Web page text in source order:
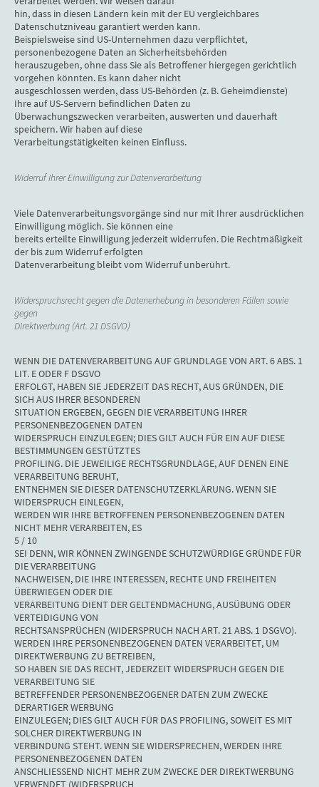
hin, dass in diesen Ländern kein mit der EU vergleichbares
Datenschutzniveau garantiert werden kann.
Beispielsweise sind US-Unternehmen dazu verpflichtet,
personenbezogene Daten an Sicherheitsbehörden
herauszugeben, ohne dass Sie als Betroffener hiergegen gerichtlich
vorgehen könnten. Es kann daher nicht
ausgeschlossen werden, dass US-Behörden (z. B. Geheimdienste)
Ihre auf US-Servern befindlichen Daten zu
Überwachungszwecken verarbeiten, auswerten und dauerhaft
speichern. Wir haben auf diese
Verarbeitungstätigkeiten keinen Einfluss.
Widerruf Ihrer Einwilligung zur Datenverarbeitung
Viele Datenverarbeitungsvorgänge sind nur mit Ihrer ausdrücklichen
Einwilligung möglich. Sie können eine
bereits erteilte Einwilligung jederzeit widerrufen. Die Rechtmäßigkeit
der bis zum Widerruf erfolgten
Datenverarbeitung bleibt vom Widerruf unberührt.
Widerspruchsrecht gegen die Datenerhebung in besonderen Fällen sowie
gegen
Direktwerbung (Art. 21 DSGVO)
WENN DIE DATENVERARBEITUNG AUF GRUNDLAGE VON ART. 6 ABS. 1
LIT. E ODER F DSGVO
ERFOLGT, HABEN SIE JEDERZEIT DAS RECHT, AUS GRÜNDEN, DIE
SICH AUS IHRER BESONDEREN
SITUATION ERGEBEN, GEGEN DIE VERARBEITUNG IHRER
PERSONENBEZOGENEN DATEN
WIDERSPRUCH EINZULEGEN; DIES GILT AUCH FÜR EIN AUF DIESE
BESTIMMUNGEN GESTÜTZTES
PROFILING. DIE JEWEILIGE RECHTSGRUNDLAGE, AUF DENEN EINE
VERARBEITUNG BERUHT,
ENTNEHMEN SIE DIESER DATENSCHUTZERKLÄRUNG. WENN SIE
WIDERSPRUCH EINLEGEN,
WERDEN WIR IHRE BETROFFENEN PERSONENBEZOGENEN DATEN
NICHT MEHR VERARBEITEN, ES
5 / 10
SEI DENN, WIR KÖNNEN ZWINGENDE SCHUTZWÜRDIGE GRÜNDE FÜR
DIE VERARBEITUNG
NACHWEISEN, DIE IHRE INTERESSEN, RECHTE UND FREIHEITEN
ÜBERWIEGEN ODER DIE
VERARBEITUNG DIENT DER GELTENDMACHUNG, AUSÜBUNG ODER
VERTEIDIGUNG VON
RECHTSANSPRÜCHEN (WIDERSPRUCH NACH ART. 21 ABS. 1 DSGVO).
WERDEN IHRE PERSONENBEZOGENEN DATEN VERARBEITET, UM
DIREKTWERBUNG ZU BETREIBEN,
SO HABEN SIE DAS RECHT, JEDERZEIT WIDERSPRUCH GEGEN DIE
VERARBEITUNG SIE
BETREFFENDER PERSONENBEZOGENER DATEN ZUM ZWECKE
DERARTIGER WERBUNG
EINZULEGEN; DIES GILT AUCH FÜR DAS PROFILING, SOWEIT ES MIT
SOLCHER DIREKTWERBUNG IN
VERBINDUNG STEHT. WENN SIE WIDERSPRECHEN, WERDEN IHRE
PERSONENBEZOGENEN DATEN
ANSCHLIESSEND NICHT MEHR ZUM ZWECKE DER DIREKTWERBUNG
VERWENDET (WIDERSPRUCH